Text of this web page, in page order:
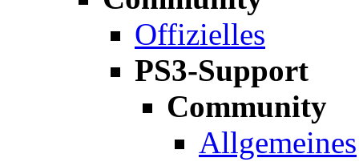
Offizielles
PS3-Support
Community
Allgemeines